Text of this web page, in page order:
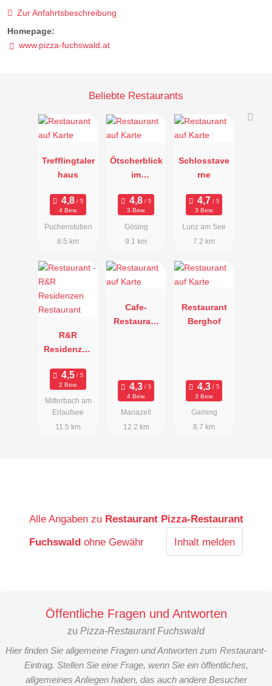
Zur Anfahrtsbeschreibung
Homepage:
www.pizza-fuchswald.at
Beliebte Restaurants
Trefflingtaler
haus
4 Bew.
Puchenstuben
8.5 km
Ötscherblick
im
Gösing
3 Bew.
Gösing
9.1 km
Schlosstave
rne
3 Bew.
Lunz am See
7.2 km
R&R
Residenzen
2 Bew.
Mitterbach am
Erlaufsee
11.5 km
Cafe-
Restaurant
4 Bew.
Mariazell
12.2 km
Restaurant
Berghof
3 Bew.
Gaming
8.7 km
Alle Angaben zu Restaurant Pizza-Restaurant
Fuchswald ohne Gewähr Inhalt melden
Öffentliche Fragen und Antworten
zu Pizza-Restaurant Fuchswald
Hier finden Sie allgemeine Fragen und Antworten zum Restaurant-
Eintrag. Stellen Sie eine Frage, wenn Sie ein öffentliches,
allgemeines Anliegen haben, das auch andere Besucher